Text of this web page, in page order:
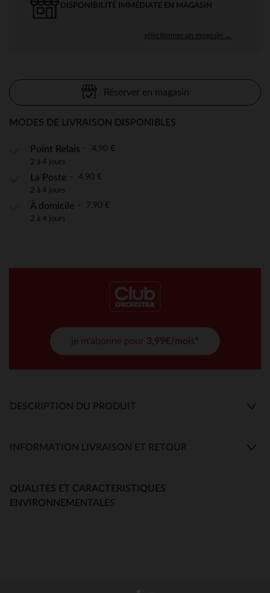
DISPONIBILITÉ IMMÉDIATE EN MAGASIN
sélectionner un magasin →
Réserver en magasin
MODES DE LIVRAISON DISPONIBLES
Point Relais 4,90 €
2 à 4 jours
La Poste 4,90 €
2 à 4 jours
À domicile 7,90 €
2 à 4 jours
je m'abonne pour 3,99€/mois*
DESCRIPTION DU PRODUIT
INFORMATION LIVRAISON ET RETOUR
QUALITES ET CARACTERISTIQUES
ENVIRONNEMENTALES